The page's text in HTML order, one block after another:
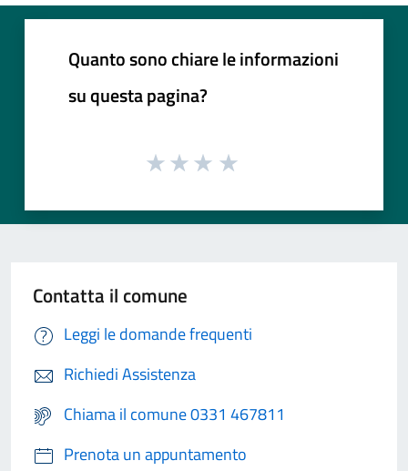
Quanto sono chiare le informazioni
su questa pagina?
Contatta il comune
Leggi le domande frequenti
Richiedi Assistenza
Chiama il comune 0331 467811
Prenota un appuntamento